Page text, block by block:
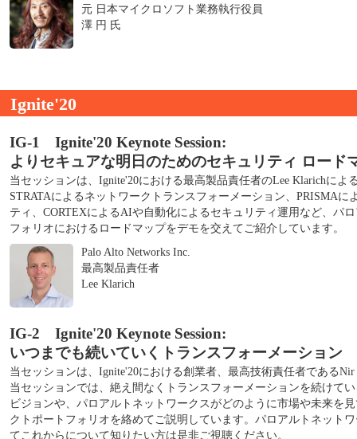
元 日本マイクロソフト業務執行役員
澤 円 氏
Ignite'20
IG-1 Ignite'20 Keynote Session:
よりセキュアな明日のためのセキュリティ ロード
当セッションは、Ignite'20における最高製品責任者のLee Klarichによ
STRATAによるネットワークトランスフォーメーション、PRISMAに
ティ、CORTEXによるAIや自動化によるセキュリティ運用など、パ
フォリオにおけるロードマップをデモを交えてご紹介しています。
Palo Alto Networks Inc.
最高製品責任者
Lee Klarich
IG-2 Ignite'20 Keynote Session:
いつまでも続いていくトランスフォーメーション
当セッションは、Ignite'20における創業者、最高技術責任者である
当セッションでは、絶え間なくトランスフォーメーションを続けて
ビジョンや、パロアルトネットワークスがどのように市場や未来を
クトポートフォリオを絡めてご説明しています。パロアルトネット
てこれからについて知りたい方は是非ご視聴ください。